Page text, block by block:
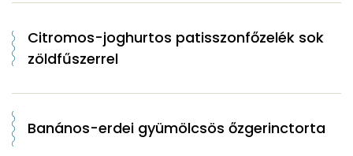
Citromos-joghurtos patisszonfőzelék sok
zöldfűszerrel
Banános-erdei gyümölcsös őzgerinctorta